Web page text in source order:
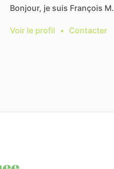
Bonjour, je suis François M.
Voir le profil • Contacter